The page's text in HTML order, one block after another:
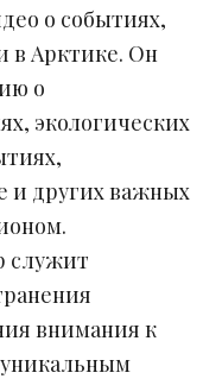
о событиях,
в Арктике. Он
о
экологических
и других важных
служит
внимания к